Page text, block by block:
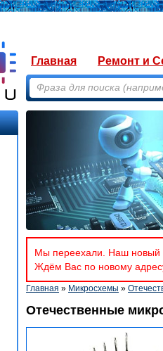
Главная Ремонт и
Мы переехали. Наш новый
Ждём Вас по новому
Главная » Микросхемы »
Отечественные